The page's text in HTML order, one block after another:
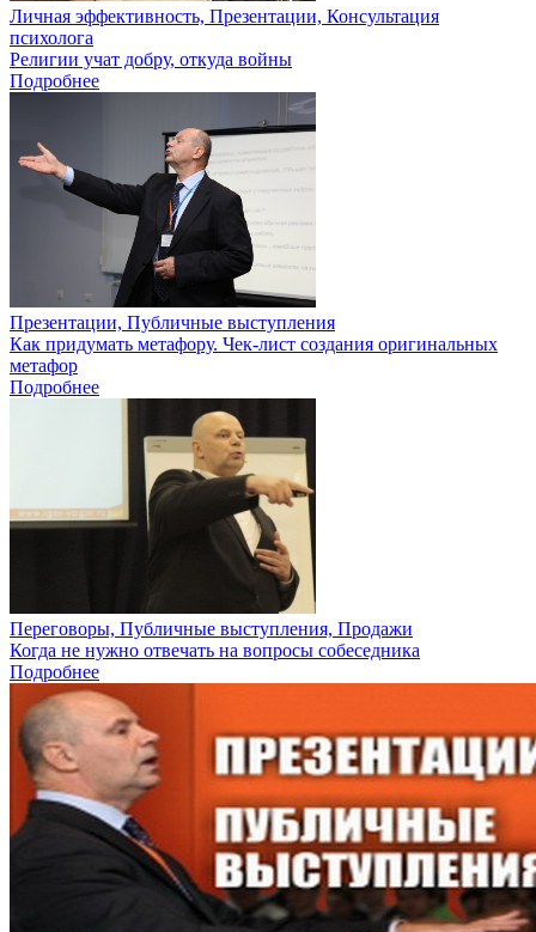
Личная эффективность, Презентации, Консультация
психолога
Религии учат добру, откуда войны
Подробнее
Презентации, Публичные выступления
Как придумать метафору. Чек-лист создания оригинальных
метафор
Подробнее
Переговоры, Публичные выступления, Продажи
Когда не нужно отвечать на вопросы собеседника
Подробнее